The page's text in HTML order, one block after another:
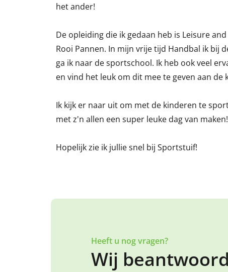
het ander!
De opleiding die ik gedaan heb is Leisure
Rooi Pannen. In mijn vrije tijd Handbal ik bij
ga ik naar de sportschool. Ik heb ook veel
en vind het leuk om dit mee te geven aan de
Ik kijk er naar uit om met de kinderen te
met z'n allen een super leuke dag van maken!
Hopelijk zie ik jullie snel bij Sportstuif!
Heeft u nog vragen?
Wij